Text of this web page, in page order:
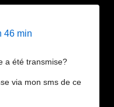
46 min
a été transmise?
via mon sms de ce